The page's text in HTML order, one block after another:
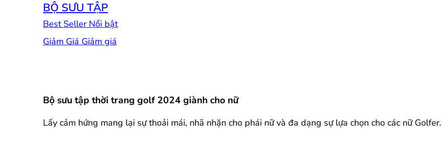
BỘ SƯU TẬP
Best Seller
Giảm Giá
Bộ sưu tập thời trang golf 2024 giành cho nữ
Lấy cảm hứng mang lại sự thoải mái, nhã nhặn cho phái nữ và đa dạng sự lựa chọn cho các nữ Golfer.